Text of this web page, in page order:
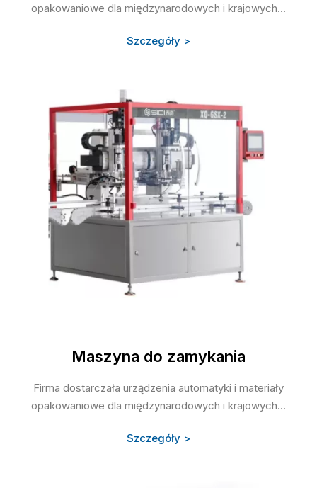
opakowaniowe dla międzynarodowych i krajowych...
Szczegóły >
Maszyna do zamykania
Firma dostarczała urządzenia automatyki i materiały
opakowaniowe dla międzynarodowych i krajowych...
Szczegóły >